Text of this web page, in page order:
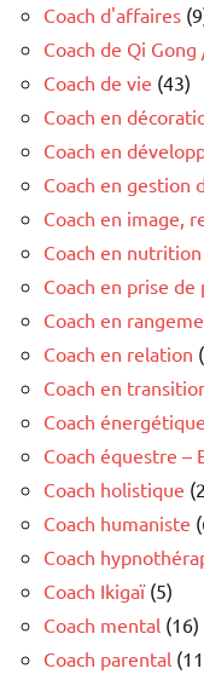
Coach d'affaires
Coach de Qi Gong
Coach de vie (43)
Coach en
Coach en
Coach en gestion
Coach en image,
Coach en nutrition
Coach en prise
Coach en
Coach en relation
Coach en
Coach énergétique
Coach équestre –
Coach holistique
Coach humaniste
Coach
Coach Ikigaï(5)
Coach mental (16)
Coach parental